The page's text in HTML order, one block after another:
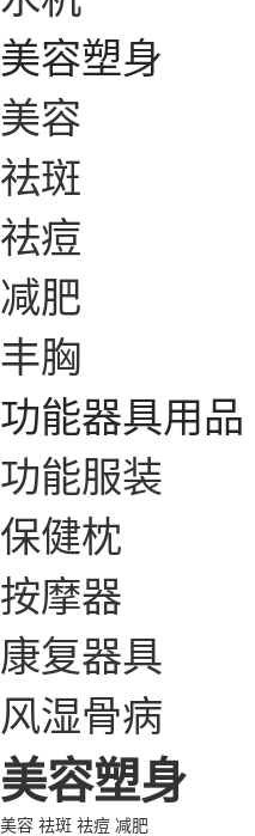
美容塑身
美容
祛斑
祛痘
减肥
丰胸
功能器具用品
功能服装
保健枕
按摩器
康复器具
风湿骨病
美容塑身
美容 祛斑 祛痘 减肥